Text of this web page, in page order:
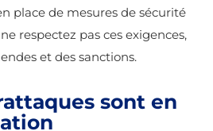
place de mesures de sécurité
respectez pas ces exigences,
et des sanctions.
sont en